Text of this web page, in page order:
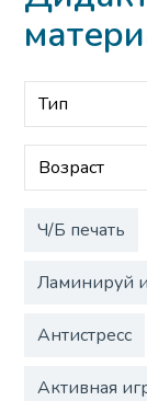
Ч/Б печать
Ламинируй
Антистресс
Активная